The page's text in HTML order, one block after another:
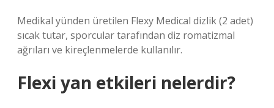
Medikal yünden üretilen Flexy Medical dizlik (2 adet)
sıcak tutar, sporcular tarafından diz romatizmal
ağrıları ve kireçlenmelerde kullanılır.
Flexi yan etkileri nelerdir?